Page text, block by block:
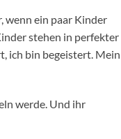
wenn ein paar Kinder
stehen in perfekter
ich bin begeistert. Mein
werde. Und ihr